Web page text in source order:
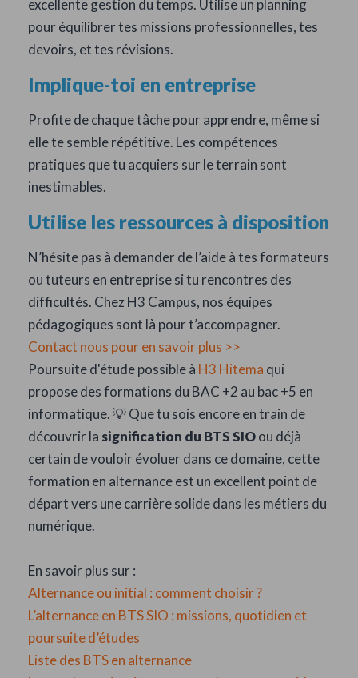
excellente gestion du temps. Utilise un planning
pour équilibrer tes missions professionnelles, tes
devoirs, et tes révisions.
Implique-toi en entreprise
Profite de chaque tâche pour apprendre, même si
elle te semble répétitive. Les compétences
pratiques que tu acquiers sur le terrain sont
inestimables.
Utilise les ressources à disposition
N’hésite pas à demander de l’aide à tes formateurs
ou tuteurs en entreprise si tu rencontres des
difficultés. Chez H3 Campus, nos équipes
pédagogiques sont là pour t’accompagner.
Contact nous pour en savoir plus >>
Poursuite d'étude possible à H3 Hitema qui
propose des formations du BAC +2 au bac +5 en
informatique. 💡 Que tu sois encore en train de
découvrir la signification du BTS SIOou déjà
certain de vouloir évoluer dans ce domaine, cette
formation en alternance est un excellent point de
départ vers une carrière solide dans les métiers du
numérique.
En savoir plus sur :
Alternance ou initial : comment choisir ?
L’alternance en BTS SIO : missions, quotidien et
poursuite d’études
Liste des BTS en alternance